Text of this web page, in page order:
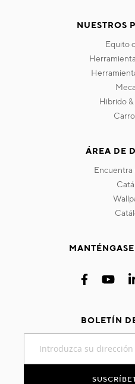
NUESTROS
equito
hibrido
ÁREA DE
BOLETÍN
nuestro